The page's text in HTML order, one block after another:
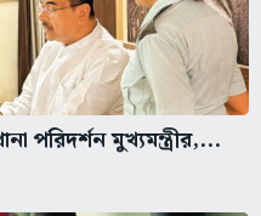
পরিদর্শন মুখ্যমন্ত্রীর,...